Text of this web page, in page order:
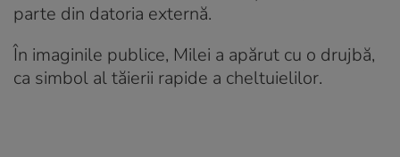
parte din datoria externă.
În imaginile publice, Milei a apărut cu o drujbă,
ca simbol al tăierii rapide a cheltuielilor.